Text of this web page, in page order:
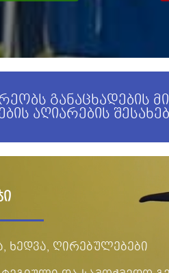
განაცხადების
აღიარების შესახებ
ხედვა, ღირებულებები